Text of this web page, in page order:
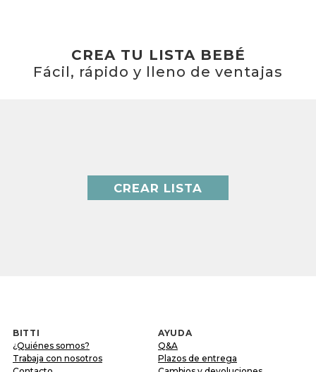
CREA TU LISTA BEBÉ
Fácil, rápido y lleno de ventajas
CREAR LISTA
BITTI
¿Quiénes somos?
Trabaja con nosotros
AYUDA
Q&A
Plazos de entrega